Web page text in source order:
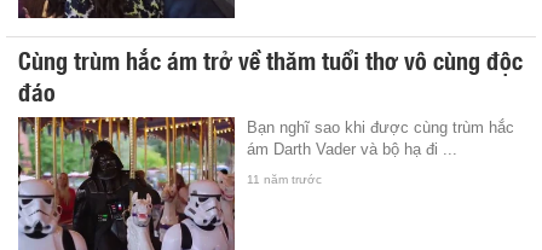
Cùng trùm hắc ám trở về thăm tuổi thơ vô cùng độc
đáo
Bạn nghĩ sao khi được cùng trùm hắc
ám Darth Vader và bộ hạ đi ...
11 năm trước